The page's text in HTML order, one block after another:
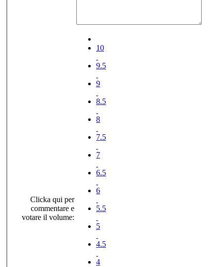
Clicka qui per
commentare e
votare il volume:
10
9.5
9
8.5
8
7.5
7
6.5
6
5.5
5
4.5
4